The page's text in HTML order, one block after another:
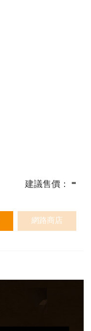
建議售價： -
網路商店